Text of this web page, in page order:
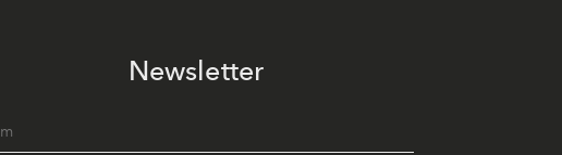
Newsletter